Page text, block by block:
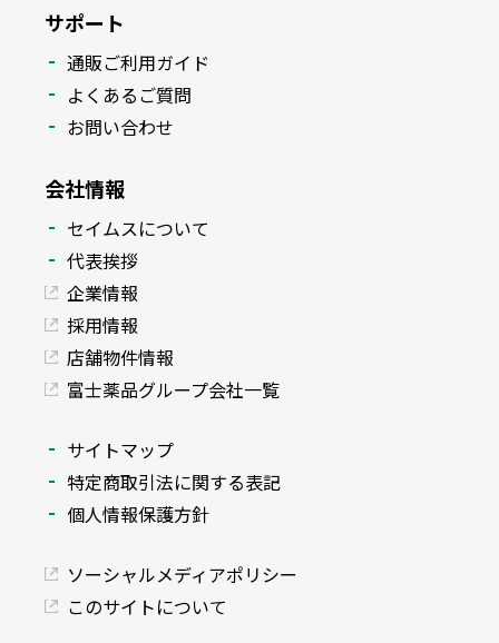
サポート
通販ご利用ガイド
よくあるご質問
お問い合わせ
会社情報
セイムスについて
代表挨拶
企業情報
採用情報
店舗物件情報
富士薬品グループ会社一覧
サイトマップ
特定商取引法に関する表記
個人情報保護方針
ソーシャルメディアポリシー
このサイトについて